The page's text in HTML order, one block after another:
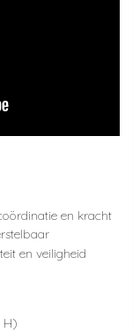
en kracht
en veiligheid
H)